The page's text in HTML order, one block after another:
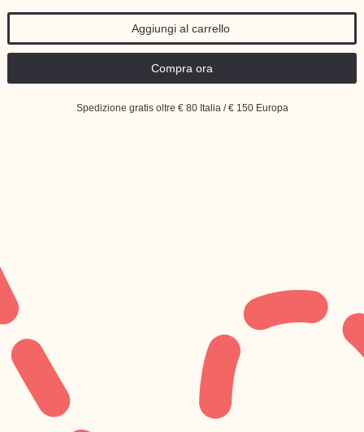
Compra ora
Spedizione gratis oltre € 80 Italia / € 150 Europa